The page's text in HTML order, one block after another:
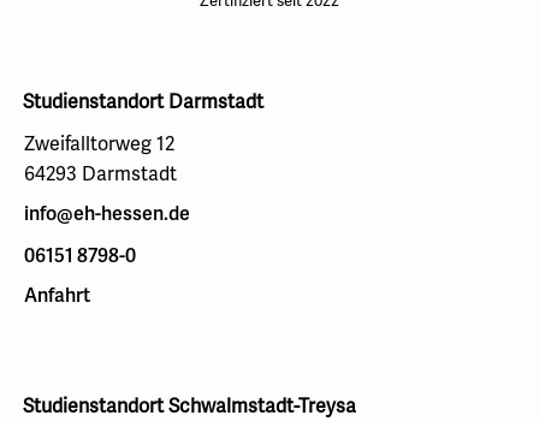
Studienstandort Darmstadt
Zweifalltorweg 12
64293 Darmstadt
info@eh-hessen.de
06151 8798-0
Anfahrt
Studienstandort Schwalmstadt-Treysa